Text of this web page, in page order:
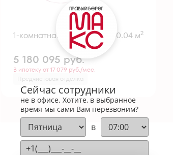
1-комнатная 40.04 м2
5 180 095 руб.
В ипотеку от 17 079 руб./мес.
Предчистовая отделка
Сейчас сотрудники
не в офисе. Хотите, в выбранное
время мы сами Вам перезвоним?
в